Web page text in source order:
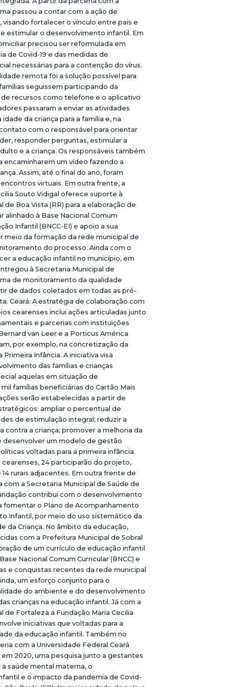
passou a contar com a ação de
visando fortalecer o vínculo entre pais e
estimular o desenvolvimento infantil. Em
precisou ser reformulada em
de Covid-19 e das medidas de
necessárias para a contenção do vírus.
remota foi a solução possível para
seguissem participando da
recursos como telefone e o aplicativo
passaram a enviar as atividades
da criança para a família e, na
com o responsável para orientar
responder perguntas, estimular a
e a criança. Os responsáveis também
encaminharem um vídeo fazendo a
Assim, até o final do ano, foram
virtuais. Em outra frente, a
Souto Vidigal oferece suporte à
de Boa Vista (RR) para a elaboração de
alinhado à Base Nacional Comum
Infantil (BNCC-EI) e apoio a sua
meio da formação da rede municipal de
do processo. Ainda com o
a educação infantil no município, em
à Secretaria Municipal de
de monitoramento da qualidade
de dados coletados em todas as pré-
Ceará: A estratégia de colaboração com
cearenses inclui ações articuladas junto
e parcerias com instituições
van Leer e a Porticus América
por exemplo, na concretização da
Primeira Infância. A iniciativa visa
das famílias e crianças
aquelas em situação de
famílias beneficiárias do Cartão Mais
serão estabelecidas a partir de
ampliar o percentual de
de estimulação integral; reduzir a
contra a criança; promover a melhoria da
desenvolver um modelo de gestão
voltadas para a primeira infância.
cearenses, 24 participarão do projeto,
14 rurais adjacentes. Em outra frente de
com a Secretaria Municipal de Saúde de
contribui com o desenvolvimento
fomentar o Plano de Acompanhamento
Infantil, por meio do uso sistemático da
da Criança. No âmbito da educação,
com a Prefeitura Municipal de Sobral
de um currículo de educação infantil
Nacional Comum Curricular (BNCC) e
e conquistas recentes da rede municipal
um esforço conjunto para o
do ambiente e do desenvolvimento
crianças na educação infantil. Já com a
de Fortaleza a Fundação Maria Cecilia
iniciativas que voltadas para a
da educação infantil. Também no
com a Universidade Federal Ceará
em 2020, uma pesquisa junto a gestantes
a saúde mental materna, o
e o impacto da pandemia de Covid-